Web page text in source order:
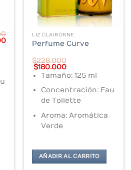
Current
$183.000.
LIZ CLAIBORNE
Perfume Curve
$228.000
Original
price
was:
$228.000.
$180.000Current
price
is:
$180.000.
Tamaño: 125 ml
Concentración: Eau
de Toilette
Aroma: Aromática
Verde
AÑADIR AL CARRITO